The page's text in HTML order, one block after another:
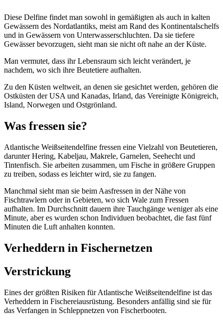
Diese Delfine findet man sowohl in gemäßigten als auch in kalten
Gewässern des Nordatlantiks, meist am Rand des Kontinentalschelfs
und in Gewässern von Unterwasserschluchten. Da sie tiefere
Gewässer bevorzugen, sieht man sie nicht oft nahe an der Küste.
Man vermutet, dass ihr Lebensraum sich leicht verändert, je
nachdem, wo sich ihre Beutetiere aufhalten.
Zu den Küsten weltweit, an denen sie gesichtet werden, gehören die
Ostküsten der USA und Kanadas, Irland, das Vereinigte Königreich,
Island, Norwegen und Ostgrönland.
Was fressen sie?
Atlantische Weißseitendelfine fressen eine Vielzahl von Beutetieren,
darunter Hering, Kabeljau, Makrele, Garnelen, Seehecht und
Tintenfisch. Sie arbeiten zusammen, um Fische in größere Gruppen
zu treiben, sodass es leichter wird, sie zu fangen.
Manchmal sieht man sie beim Aasfressen in der Nähe von
Fischtrawlern oder in Gebieten, wo sich Wale zum Fressen
aufhalten. Im Durchschnitt dauern ihre Tauchgänge weniger als eine
Minute, aber es wurden schon Individuen beobachtet, die fast fünf
Minuten die Luft anhalten konnten.
Verheddern in Fischernetzen
Verstrickung
Eines der größten Risiken für Atlantische Weißseitendelfine ist das
Verheddern in Fischereiausrüstung. Besonders anfällig sind sie für
das Verfangen in Schleppnetzen von Fischerbooten.